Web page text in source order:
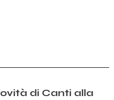
di Canti alla